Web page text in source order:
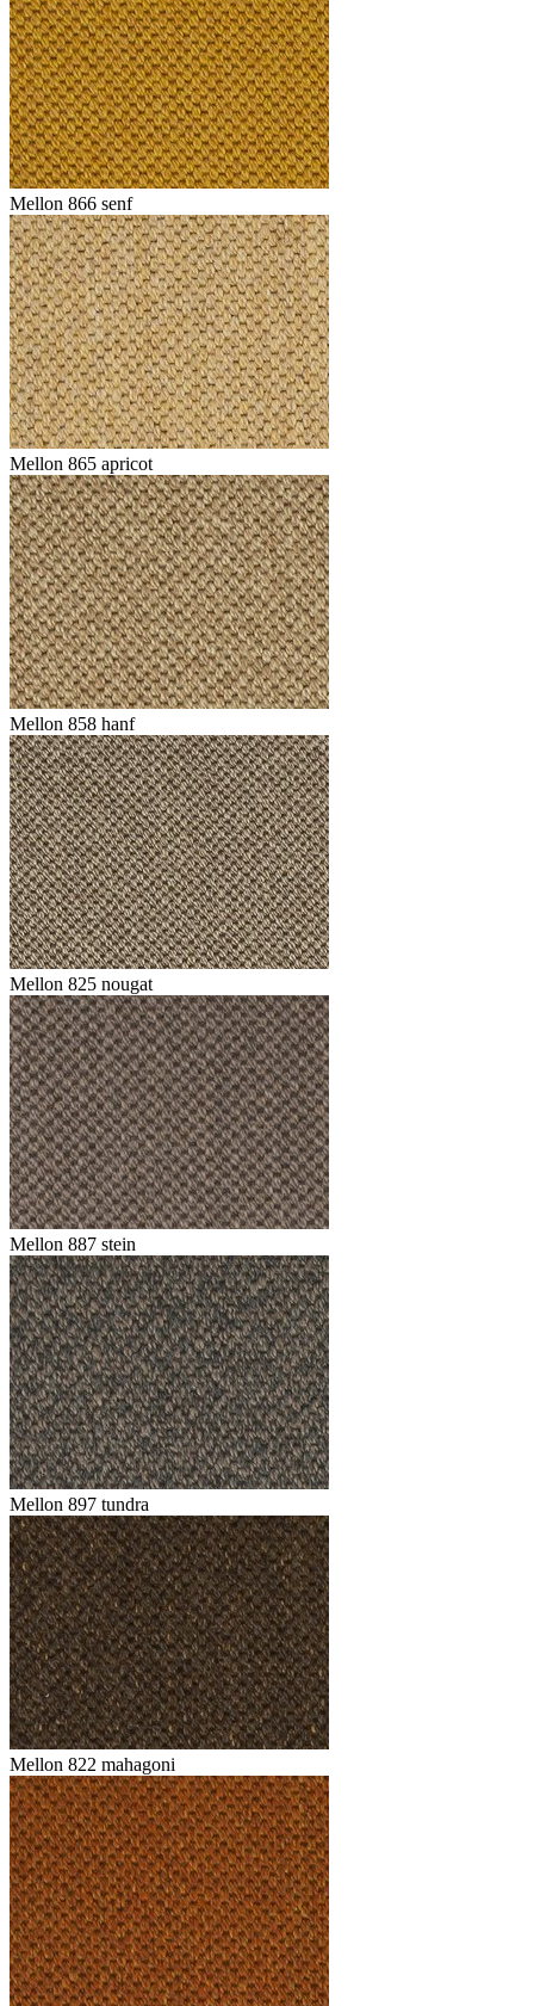
Mellon 866 senf
Mellon 865 apricot
Mellon 858 hanf
Mellon 825 nougat
Mellon 887 stein
Mellon 897 tundra
Mellon 822 mahagoni